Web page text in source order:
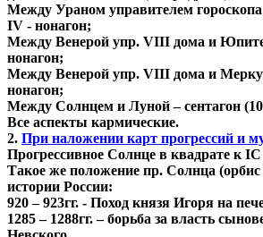
Между Ураном управителем
IV - нонагон;
Между Венерой упр. VIII дома и
нонагон;
Между Венерой упр. VIII дома и
нонагон;
Между Солнцем и Луной – сентагон
Все аспекты кармические.
2. При наложении карт прогрессий и
Прогрессивное Солнце в квадрате к
Такое же положение пр. Солнца (орбис
истории России:
920 – 923гг. - Поход князя Игоря на
1285 – 1288гг. – борьба за власть